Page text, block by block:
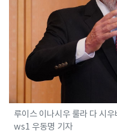
루이스 이나시우 룰라 다 시
ws1 우동명 기자